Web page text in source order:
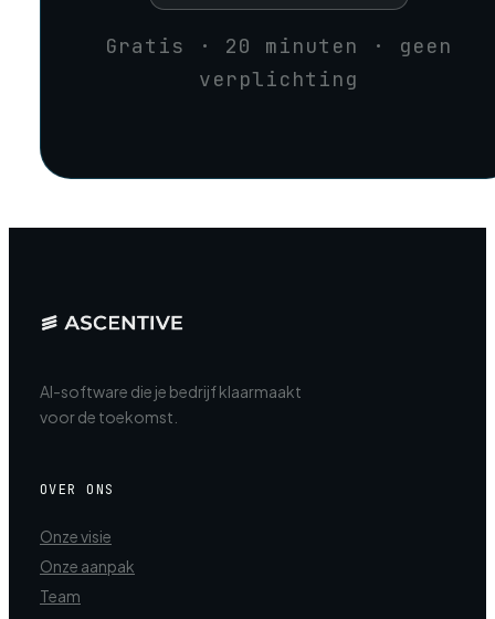
Gratis · 20 minuten · geen
verplichting
AI-software die je bedrijf klaarmaakt
voor de toekomst.
OVER ONS
Onze visie
Onze aanpak
Team